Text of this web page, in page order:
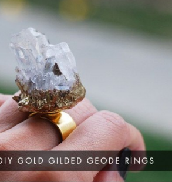
Guardar